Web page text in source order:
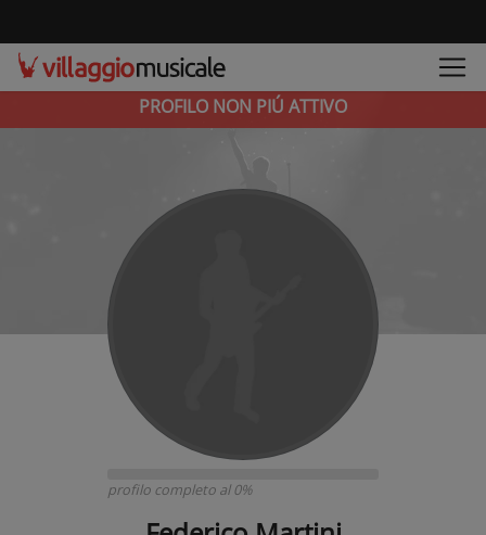
PROFILO NON PIÚ ATTIVO
profilo completo al 0%